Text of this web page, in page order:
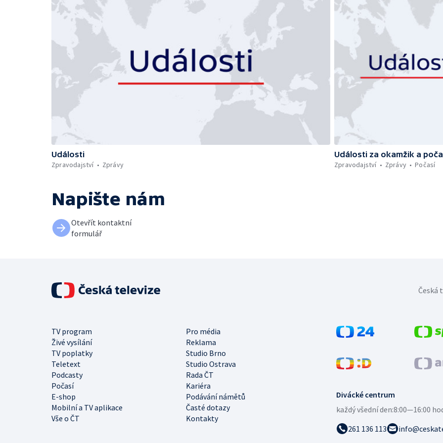
Události
Zpravodajství
Zprávy
Události za okamžik a
Zpravodajství
Zprávy Počasí
Napište nám
Otevřít kontaktní
formulář
Divácké centrum
každý všední den:8:00—16:00
261 136 113
TV program
Pro média
Živé vysílání
Reklama
TV poplatky
Studio Brno
Teletext
Studio Ostrava
Podcasty
Rada ČT
Počasí
Kariéra
E-shop
Podávání námětů
Mobilní a TV aplikace
Časté dotazy
Vše o ČT
Kontakty
Česká